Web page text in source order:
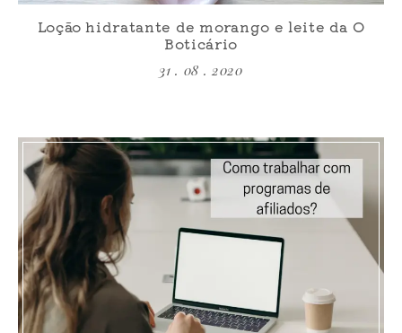
Loção hidratante de morango e leite da O
Boticário
31 . 08 . 2020